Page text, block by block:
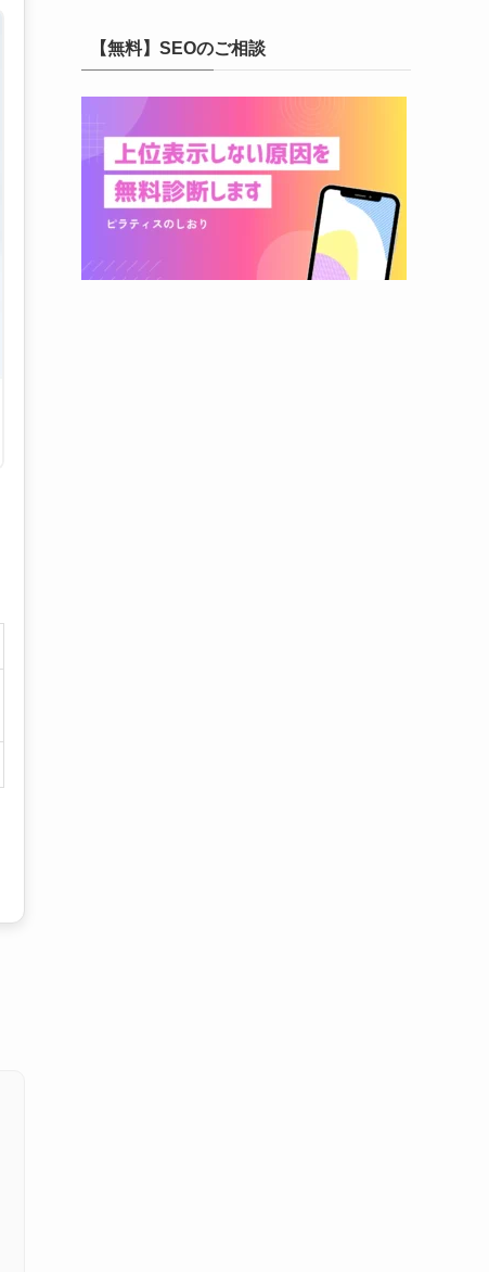
【無料】SEOのご相談